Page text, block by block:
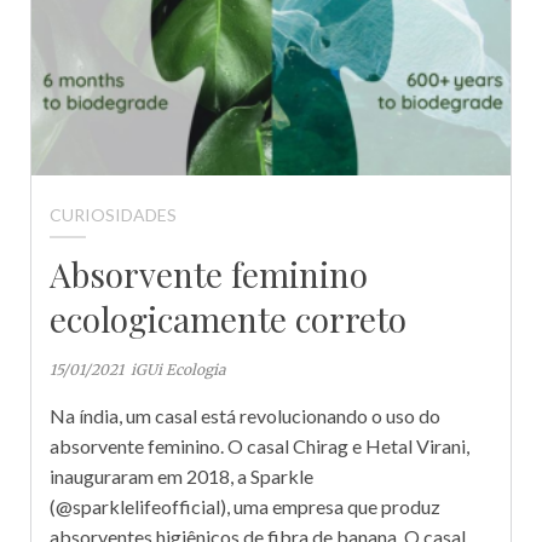
CURIOSIDADES
Absorvente feminino
ecologicamente correto
15/01/2021 iGUi Ecologia
Na índia, um casal está revolucionando o uso do
absorvente feminino. O casal Chirag e Hetal Virani,
inauguraram em 2018, a Sparkle
(@sparklelifeofficial), uma empresa que produz
absorventes higiênicos de fibra de banana. O casal